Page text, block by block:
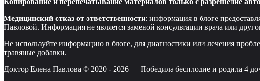
Копирование и перепечатывание материалов только с разрешение
Медицинский отказ от ответственности: информация в блоге
Павловой. Информация не является заменой консультации врача или
Не используйте информацию в блоге, для диагностики или лечения
травяные добавки.
Доктор Елена Павлова © 2020 - 2026 — Победила бесплодие и родила 4